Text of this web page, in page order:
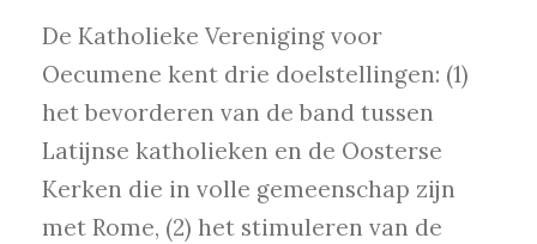
De Katholieke Vereniging voor
Oecumene kent drie doelstellingen: (1)
het bevorderen van de band tussen
Latijnse katholieken en de Oosterse
Kerken die in volle gemeenschap zijn
met Rome, (2) het stimuleren van de